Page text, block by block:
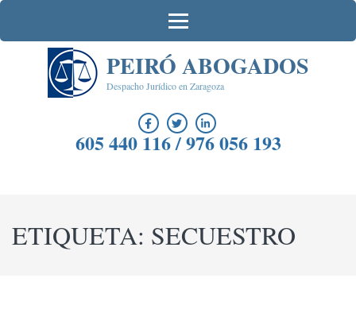
Saltar
contenido
PEIRÓ ABOGADOS
Despacho Jurídico en Zaragoza
605 440 116 / 976 056 193
ETIQUETA: SECUESTRO